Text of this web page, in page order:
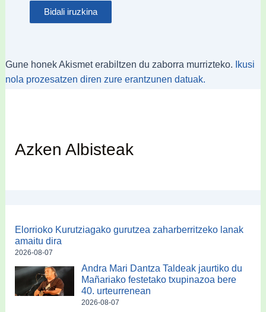
Gune honek Akismet erabiltzen du zaborra murrizteko.
Ikusi
nola prozesatzen diren zure erantzunen datuak.
Azken Albisteak
Elorrioko Kurutziagako gurutzea zaharberritzeko lanak
amaitu dira
2026-08-07
Andra Mari Dantza Taldeak jaurtiko du
Mañariako festetako txupinazoa bere
40. urteurrenean
2026-08-07